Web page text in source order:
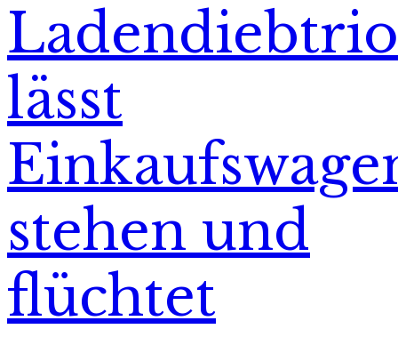
Ladendiebtrio
lässt
stehen und
flüchtet